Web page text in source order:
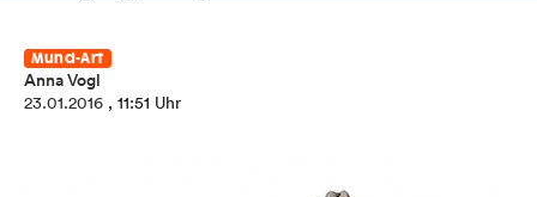
Mund-Art
Anna Vogl
23.01.2016 , 11:51 Uhr